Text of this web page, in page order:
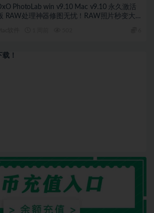
PhotoLab win v9.10 Mac v9.10 永久激活
RAW处理神器修图无忧！RAW照片秒变大
！